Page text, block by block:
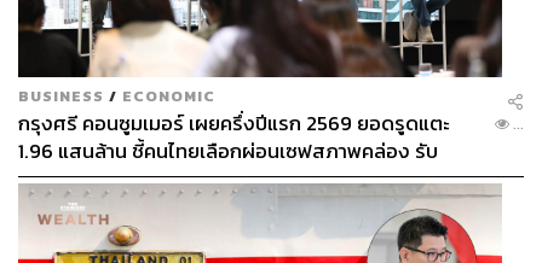
ฤดูกาล 2022/23 คือการเปลี่ยนแปลงครั้งใหญ่ เป็นการ
Coming of Age ของอาร์เซนอล ที่ก้าวขึ้นมากลายเป็นทีมลุ้น
แชมป์ได้แบบที่ไม่มีใครคาดฝัน พวกเขาทำผลงานได้อย่าง
ยอดเยี่ยมเหนือความคาดหมายตลอดทั้งฤดูกาล ด้วยสไตล์
การเล่นที่น่าตื่นเต้น ใครเห็นก็อยากเอาใจช่วยเชียร์
เพียงแต่อาการบาดเจ็บของวิลเลียม ซาลิบา ในช่วงปลาย
ฤดูกาล และเกมสำคัญที่พ่ายต่อแมนฯ ซิตี ที่พิสูจน์ให้เห็นถึง
ประสบการณ์ที่สูงกว่า ทำให้อาร์เซนอลลิ้มรสความผิด
BUSINESS / ECONOMIC
กรุงศรี คอนซูมเมอร์ เผยครึ่งปีแรก 2569 ยอดรูดแตะ
1.96 แสนล้าน ชี้คนไทยเลือกผ่อนเซฟสภาพคล่อง รับ
เศรษฐกิจผันผวนฉุดผลประกอบการพลาดเป้า
...